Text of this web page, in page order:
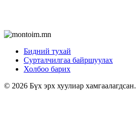
Бидний тухай
Сурталчилгаа байршуулах
Холбоо барих
© 2026 Бүх эрх хуулиар хамгаалагдсан.